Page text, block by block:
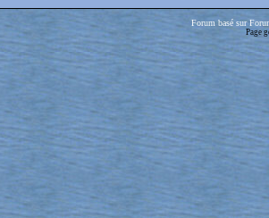
Forum basé sur
Page